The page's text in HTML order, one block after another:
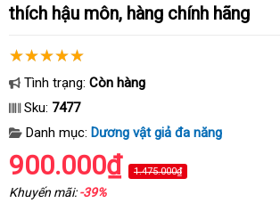
thích hậu môn, hàng chính hãng
Tình trạng: Còn hàng
Sku: 7477
Danh mục: Dương vật giả đa năng
900.000₫ 1.475.000₫
Khuyến mãi:-39%